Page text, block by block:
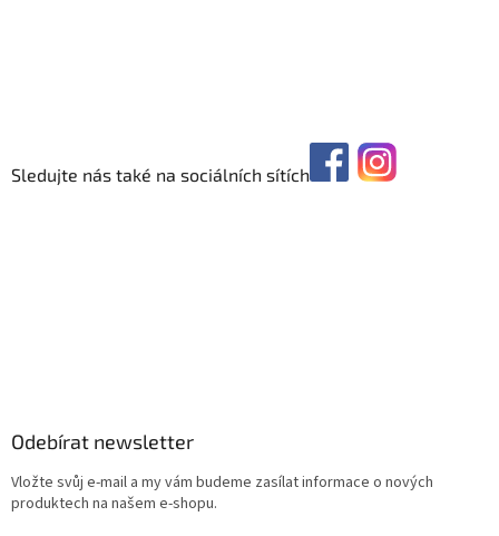
Sledujte nás také na sociálních sítích
Odebírat newsletter
Vložte svůj e-mail a my vám budeme zasílat informace o nových
produktech na našem e-shopu.